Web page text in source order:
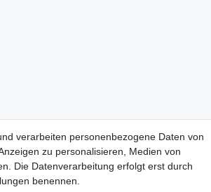
verarbeiten personenbezogene Daten von
zu personalisieren, Medien von
Die Datenverarbeitung erfolgt erst durch
benennen.